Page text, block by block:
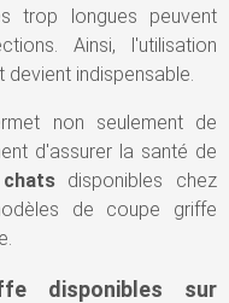
trop longues peuvent
Ainsi, l'utilisation
indispensable.
non seulement de
d'assurer la santé de
disponibles chez
de coupe griffe
disponibles sur